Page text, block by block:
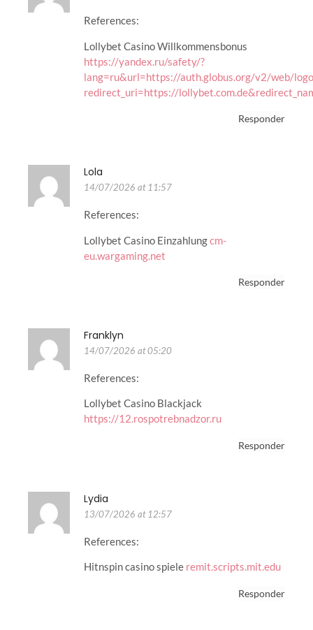
References:
Lollybet Casino Willkommensbonus
https://yandex.ru/safety/?
lang=ru&url=https://auth.globus.org/v2/web/
redirect_uri=https://
Responder
Lola
14/07/2026 at 11:57
References:
Lollybet Casino Einzahlungcm-
eu.wargaming.net
Responder
Franklyn
14/07/2026 at 05:20
References:
Lollybet Casino Blackjack
https://12.rospotrebnadzor.ru
Responder
Lydia
13/07/2026 at 12:57
References:
Hitnspin casino spiele remit.scripts.mit.edu
Responder